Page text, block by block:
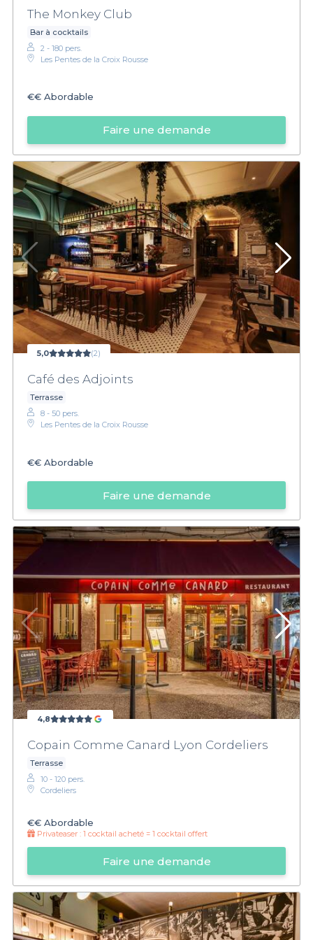
The Monkey Club
Bar à cocktails
2 - 180 pers.
Les Pentes de la Croix Rousse
€€ Abordable
Faire une demande
5,0 (2)
Café des Adjoints
Terrasse
8 - 50 pers.
Les Pentes de la Croix Rousse
€€ Abordable
Faire une demande
4,8
Copain Comme Canard Lyon Cordeliers
Terrasse
10 - 120 pers.
Cordeliers
€€ Abordable
Privateaser : 1 cocktail acheté = 1 cocktail offert
Faire une demande